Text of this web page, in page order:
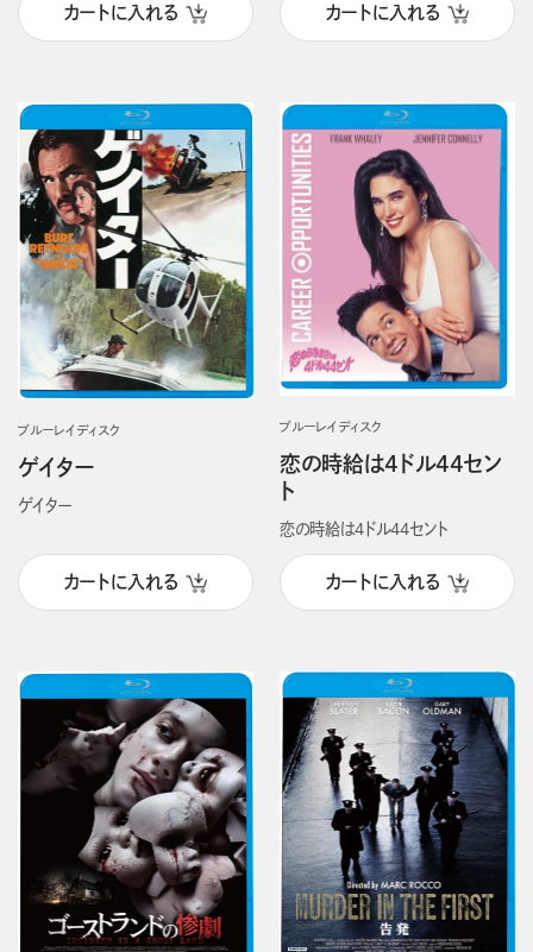
カートに入れる カートに入れる
ブルーレイディスク
ゲイター
ゲイター
カートに入れる
ブルーレイディスク
恋の時給は4ドル44セン
ト
恋の時給は4ドル44セント
カートに入れる